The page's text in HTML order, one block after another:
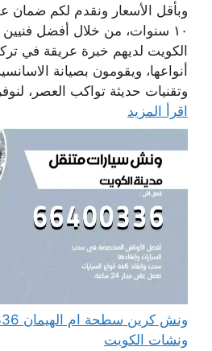
وبأقل الأسعار ونقدم لكم ضمان
١٠ سنوات، من خلال أفضل
الكويت لديهم خبرة عريقة في
أنواعها، ويقومون بصيانة
وتقنيات حديثة تواكب العصر،
اقرأ المزيد
ونشات الكويت